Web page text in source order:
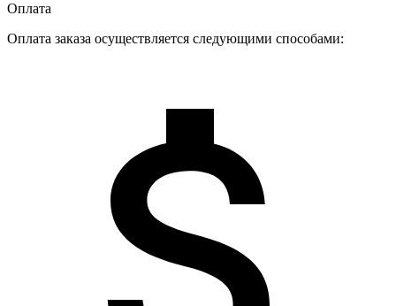
Оплата
Оплата заказа осуществляется следующими способами: